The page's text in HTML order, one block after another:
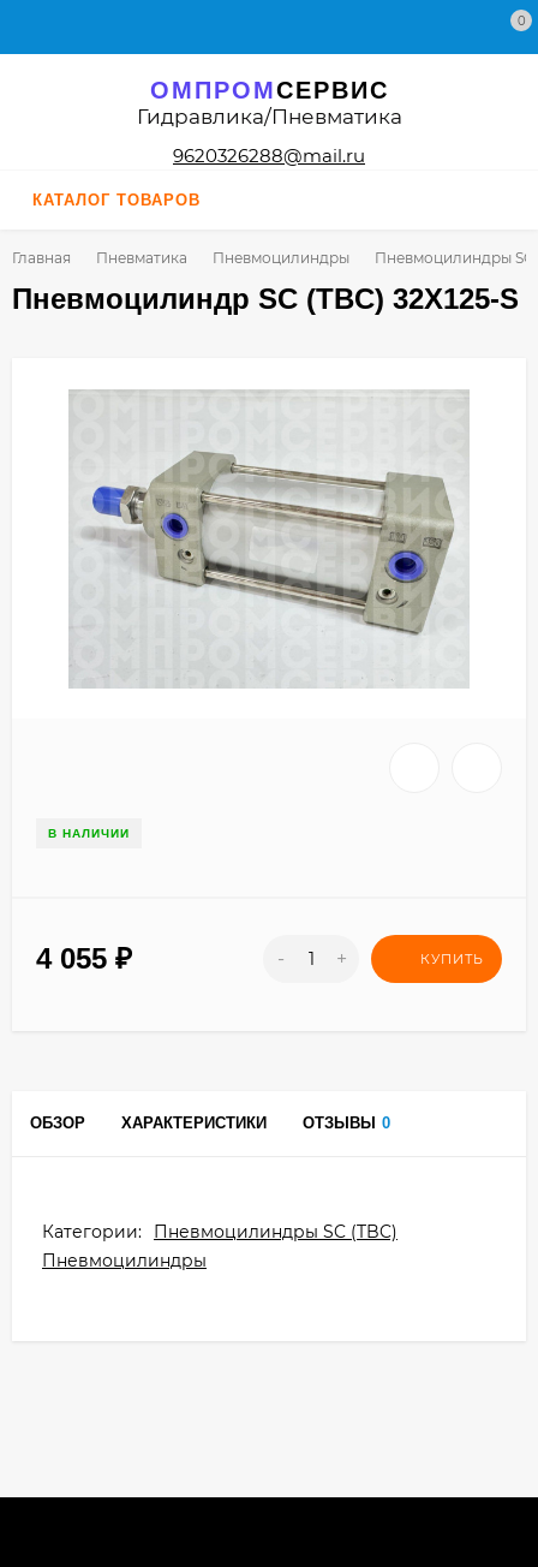
0
ОМПРОМСЕРВИС
Гидравлика/Пневматика
9620326288@mail.ru
КАТАЛОГ ТОВАРОВ
Главная Пневматика Пневмоцилиндры Пневмоцилиндры SC
Пневмоцилиндр SC (TBC) 32X125-S
В НАЛИЧИИ
4 055 ₽ - + КУПИТЬ
ОБЗОР ХАРАКТЕРИСТИКИ ОТЗЫВЫ 0
Категории:
Пневмоцилиндры SC (TBC)
Пневмоцилиндры